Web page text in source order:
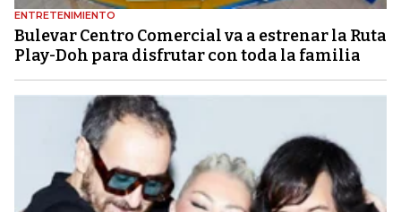
ENTRETENIMIENTO
Bulevar Centro Comercial va a estrenar la Ruta
Play-Doh para disfrutar con toda la familia